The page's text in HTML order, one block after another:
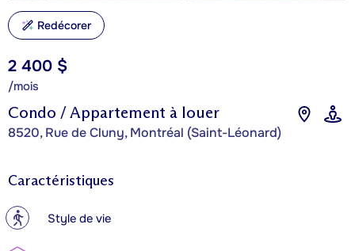
Condo / Appartement à louer
8520, Rue de Cluny, Montréal (Saint-Léonard)
2 400 $
/mois
Redécorer
Caractéristiques
? Style de vie